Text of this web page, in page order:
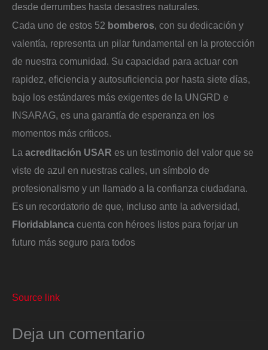
desde derrumbes hasta desastres naturales.
Cada uno de estos 52 bomberos, con su dedicación y
valentía, representa un pilar fundamental en la protección
de nuestra comunidad. Su capacidad para actuar con
rapidez, eficiencia y autosuficiencia por hasta siete días,
bajo los estándares más exigentes de la UNGRD e
INSARAG, es una garantía de esperanza en los
momentos más críticos.
La acreditación USAR es un testimonio del valor que se
viste de azul en nuestras calles, un símbolo de
profesionalismo y un llamado a la confianza ciudadana.
Es un recordatorio de que, incluso ante la adversidad,
Floridablanca cuenta con héroes listos para forjar un
futuro más seguro para todos
Source link
Deja un comentario